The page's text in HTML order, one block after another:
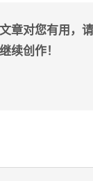
章对您有用，
续创作！